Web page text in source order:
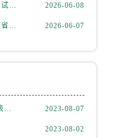
2026-06-08
2026-06-07
2023-08-07
2023-08-02